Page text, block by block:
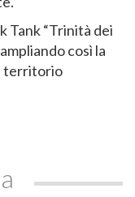
Tank “Trinità dei
così la
territorio